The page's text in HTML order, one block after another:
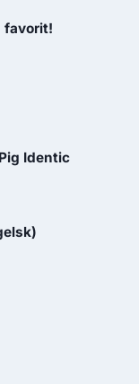
favorit!
Identic